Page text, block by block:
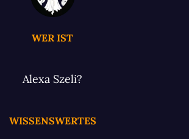
WER IST
Alexa Szeli?
WISSENSWERTES